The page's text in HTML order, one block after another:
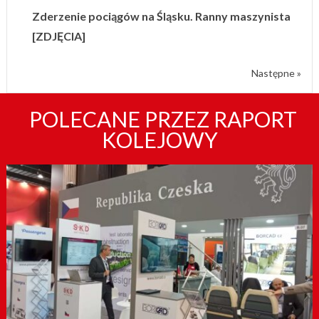
Zderzenie pociągów na Śląsku. Ranny maszynista
[ZDJĘCIA]
Następne »
POLECANE PRZEZ RAPORT
KOLEJOWY